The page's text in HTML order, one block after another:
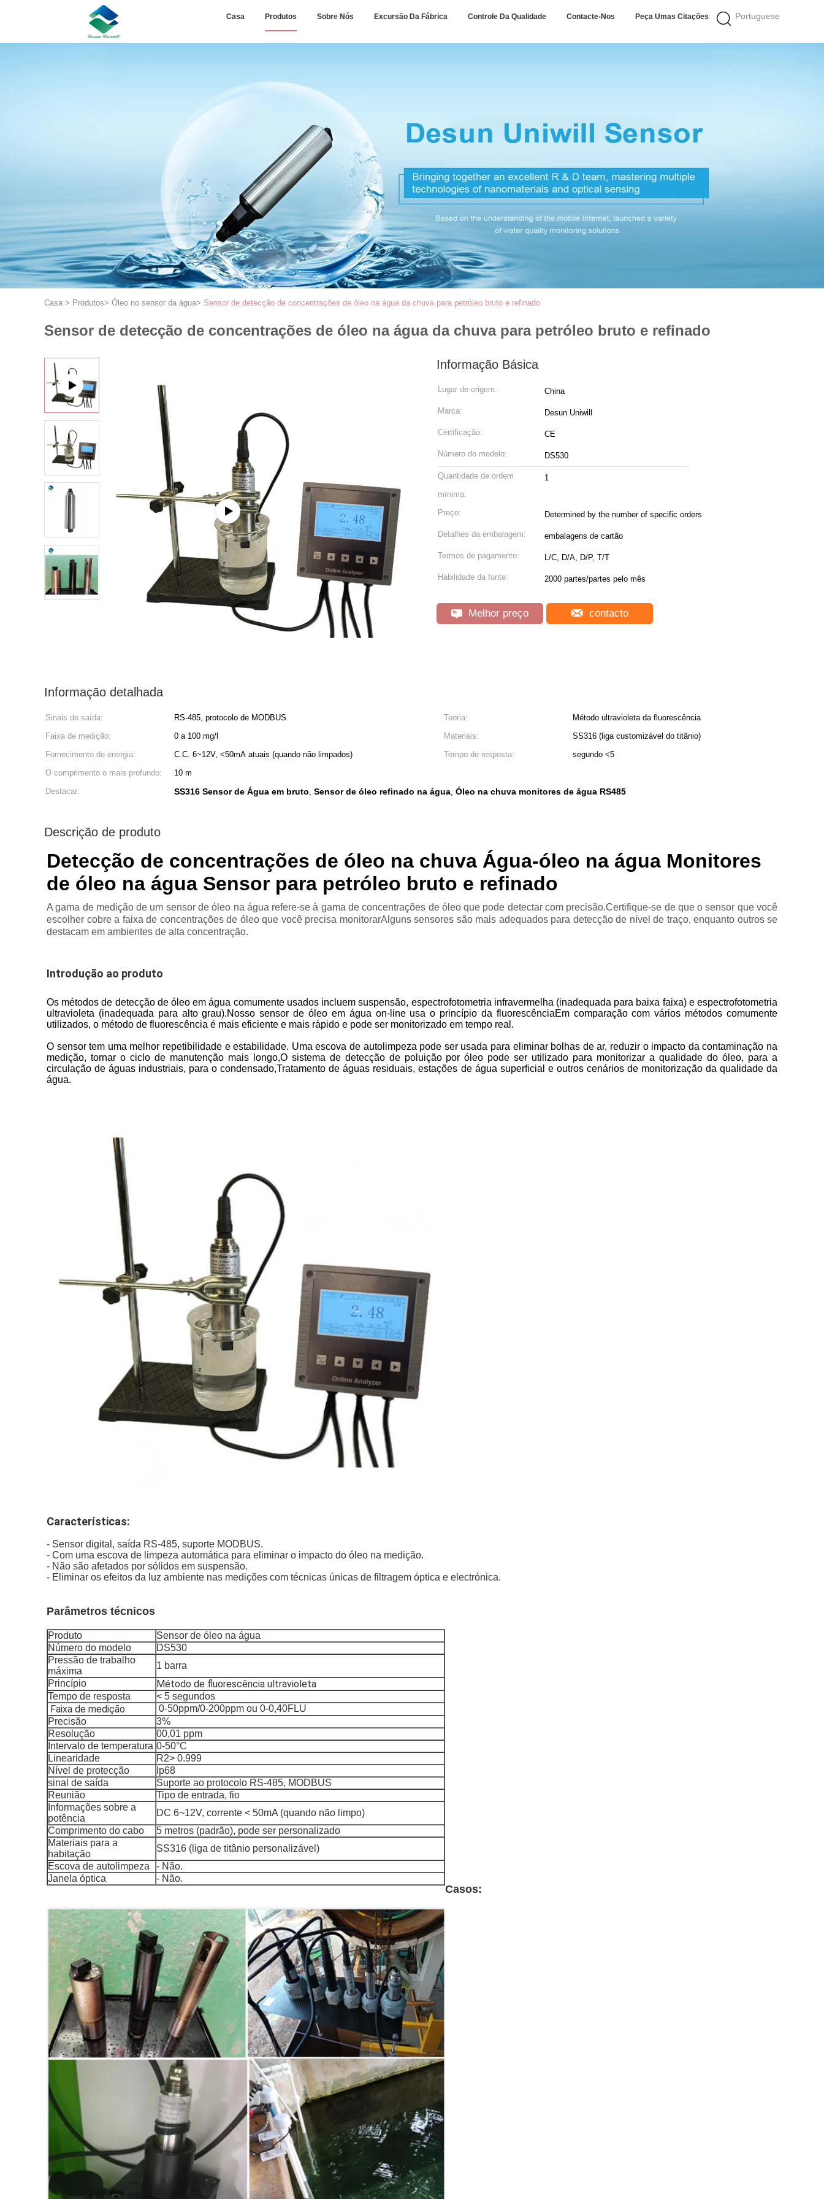
Portuguese
Casa Produtos Sobre Nós Excursão Da Fábrica Controle Da Qualidade Contacte-Nos Peça Umas Citações
Casa > Produtos> Óleo no sensor da água> Sensor de detecção de concentrações de óleo na água da chuva para petróleo bruto e refinado
Sensor de detecção de concentrações de óleo na água da chuva para petróleo bruto e refinado
Informação Básica
Lugar de origem: China
Marca: Desun Uniwill
Certificação: CE
Número do modelo: DS530
Quantidade de ordem
mínima:
1
Preço: Determined by the number of specific orders
Detalhes da embalagem: embalagens de cartão
Termos de pagamento: L/C, D/A, D/P, T/T
Habilidade da fonte: 2000 partes/partes pelo mês
Melhor preço contacto
Informação detalhada
Sinais de saída: RS-485, protocolo de MODBUS Teoria:
Método ultravioleta da fluorescência
Faixa de medição:
0 a 100 mg/l Materiais:
SS316 (liga customizável do titânio)
Fornecimento de energia:
C.C. 6~12V, <50mA atuais (quando não limpados) Tempo de resposta:
segundo <5
O comprimento o mais profundo:
10 m
Destacar:
SS316 Sensor de Água em bruto, Sensor de óleo refinado na água, Óleo na chuva monitores de água RS485
Descrição de produto
Detecção de concentrações de óleo na chuva Água-óleo na água Monitores
de óleo na água Sensor para petróleo bruto e refinado
A gama de medição de um sensor de óleo na água refere-se à gama de concentrações de óleo que pode detectar com precisão.Certifique-se de que o sensor que você
escolher cobre a faixa de concentrações de óleo que você precisa monitorarAlguns sensores são mais adequados para detecção de nível de traço, enquanto outros se
destacam em ambientes de alta concentração.
Introdução ao produto
Os métodos de detecção de óleo em água comumente usados incluem suspensão, espectrofotometria infravermelha (inadequada para baixa faixa) e espectrofotometria
ultravioleta (inadequada para alto grau).Nosso sensor de óleo em água on-line usa o princípio da fluorescênciaEm comparação com vários métodos comumente
utilizados, o método de fluorescência é mais eficiente e mais rápido e pode ser monitorizado em tempo real.
O sensor tem uma melhor repetibilidade e estabilidade. Uma escova de autolimpeza pode ser usada para eliminar bolhas de ar, reduzir o impacto da contaminação na
medição, tornar o ciclo de manutenção mais longo,O sistema de detecção de poluição por óleo pode ser utilizado para monitorizar a qualidade do óleo, para a
circulação de águas industriais, para o condensado,Tratamento de águas residuais, estações de água superficial e outros cenários de monitorização da qualidade da
água.
Características:
- Sensor digital, saída RS-485, suporte MODBUS.
- Com uma escova de limpeza automática para eliminar o impacto do óleo na medição.
- Não são afetados por sólidos em suspensão.
- Eliminar os efeitos da luz ambiente nas medições com técnicas únicas de filtragem óptica e electrónica.
Parâmetros técnicos
Produto
Sensor de óleo na água
Número do modelo
DS530
Pressão de trabalho
máxima
1 barra
Princípio
Método de fluorescência ultravioleta
Tempo de resposta < 5 segundos
Faixa de medição
0-50ppm/0-200ppm ou 0-0,40FLU
Precisão
3%
Resolução
00,01 ppm
Intervalo de temperatura 0-50°C
Linearidade
R2> 0.999
Nível de protecção
Ip68
sinal de saída
Suporte ao protocolo RS-485, MODBUS
Reunião
Tipo de entrada, fio
Informações sobre a
potência
DC 6~12V, corrente < 50mA (quando não limpo)
Comprimento do cabo
5 metros (padrão), pode ser personalizado
Materiais para a
habitação
SS316 (liga de titânio personalizável)
Escova de autolimpeza
- Não.
Janela óptica
- Não.
Casos: